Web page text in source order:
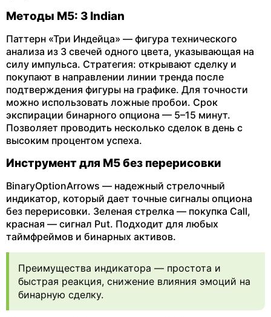
Методы М5: 3 Indian
Паттерн «Три Индейца» — фигура технического
анализа из 3 свечей одного цвета, указывающая на
силу импульса. Стратегия: открывают сделку и
покупают в направлении линии тренда после
подтверждения фигуры на графике. Для точности
можно использовать ложные пробои. Срок
экспирации бинарного опциона — 5–15 минут.
Позволяет проводить несколько сделок в день с
высоким процентом успеха.
Инструмент для М5 без перерисовки
BinaryOptionArrows — надежный стрелочный
индикатор, который дает точные сигналы опциона
без перерисовки. Зеленая стрелка — покупка Call,
красная — сигнал Put. Подходит для любых
таймфреймов и бинарных активов.
Преимущества индикатора — простота и
быстрая реакция, снижение влияния эмоций на
бинарную сделку.